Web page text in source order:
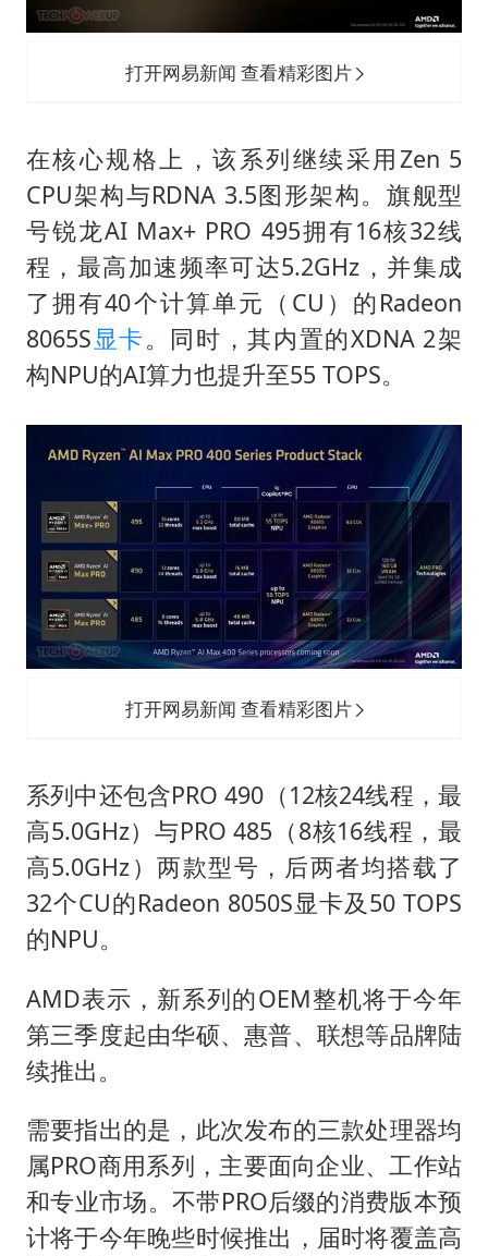
打开网易新闻 查看精彩图片
在核心规格上，该系列继续采用Zen 5
CPU架构与RDNA 3.5图形架构。旗舰型
号锐龙AI Max+ PRO 495拥有16核32线
程，最高加速频率可达5.2GHz，并集成
了拥有40个计算单元（CU）的Radeon
8065S显卡。同时，其内置的XDNA 2架
构NPU的AI算力也提升至55 TOPS。
打开网易新闻 查看精彩图片
系列中还包含PRO 490（12核24线程，最
高5.0GHz）与PRO 485（8核16线程，最
高5.0GHz）两款型号，后两者均搭载了
32个CU的Radeon 8050S显卡及50 TOPS
的NPU。
AMD表示，新系列的OEM整机将于今年
第三季度起由华硕、惠普、联想等品牌陆
续推出。
需要指出的是，此次发布的三款处理器均
属PRO商用系列，主要面向企业、工作站
和专业市场。不带PRO后缀的消费版本预
计将于今年晚些时候推出，届时将覆盖高